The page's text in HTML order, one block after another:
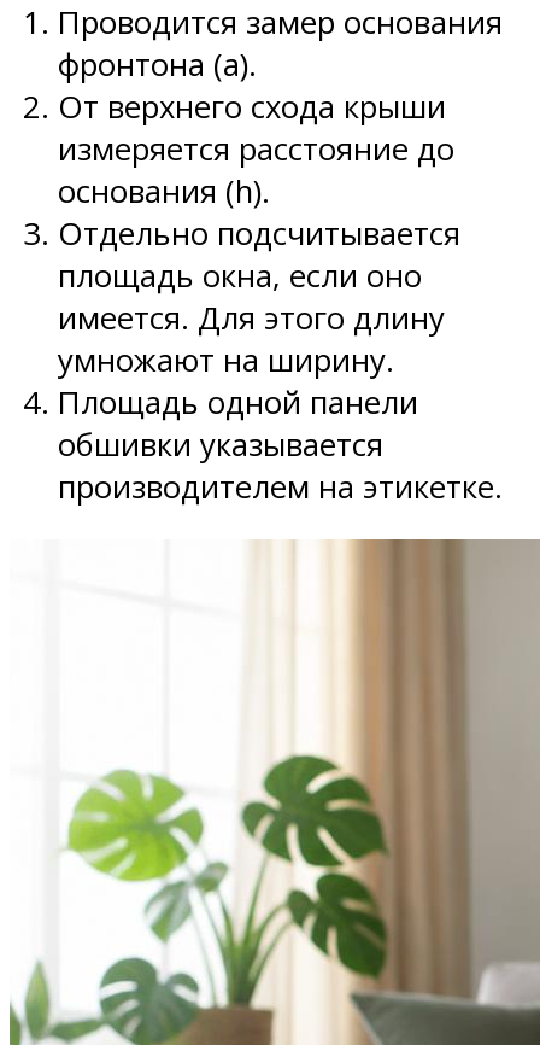
Проводится замер основания
фронтона (а).
От верхнего схода крыши
измеряется расстояние до
основания (h).
Отдельно подсчитывается
площадь окна, если оно
имеется. Для этого длину
умножают на ширину.
Площадь одной панели
обшивки указывается
производителем на этикетке.